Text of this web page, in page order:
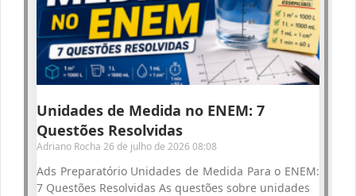
Unidades de Medida no ENEM: 7
Questões Resolvidas
Adriano Rocha 26 de julho de 2026 08:08
Ads Preparatório Unidades de Medida Para o ENEM:
7 Questões Resolvidas As questões sobre unidades